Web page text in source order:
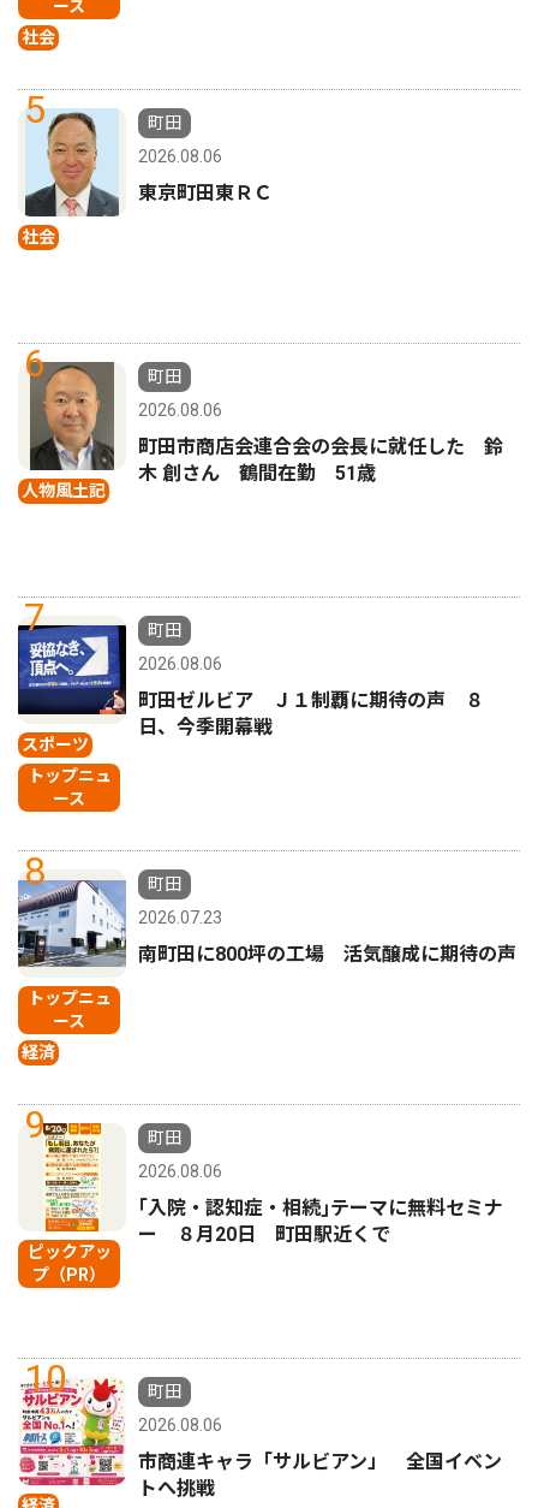
ース
社会
5
社会
町田
2026.08.06
東京町田東ＲＣ
6
人物風土記
町田
2026.08.06
町田市商店会連合会の会長に就任した 鈴
木 創さん 鶴間在勤 51歳
7
スポーツ
トップニュ
ース
町田
2026.08.06
町田ゼルビア Ｊ１制覇に期待の声 ８
日、今季開幕戦
8
トップニュ
ース
経済
町田
2026.07.23
南町田に800坪の工場 活気醸成に期待の声
9
ピックアッ
プ（PR）
町田
2026.08.06
｢入院・認知症・相続｣テーマに無料セミナ
ー ８月20日 町田駅近くで
10
町田
2026.08.06
市商連キャラ「サルビアン」 全国イベン
トへ挑戦